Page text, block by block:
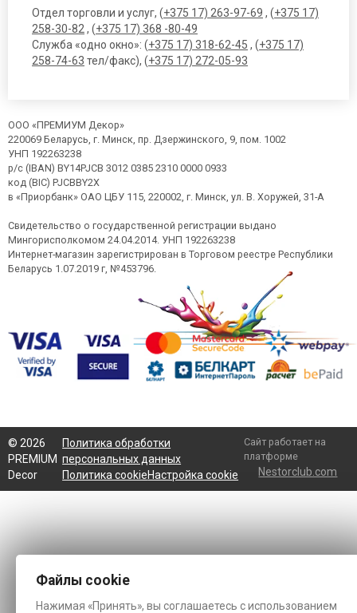
Отдел торговли и услуг, (+375 17) 263-97-69 , (+375 17)
258-30-82 , (+375 17) 368 -80-49
Служба «одно окно»: (+375 17) 318-62-45 , (+375 17)
258-74-63 тел/факс), (+375 17) 272-05-93
ООО «ПРЕМИУМ Декор»
220069 Беларусь, г. Минск, пр. Дзержинского, 9, пом. 1002
УНП 192263238
р/с (IBAN) BY14PJCB 3012 0385 2310 0000 0933
код (BIC) PJCBBY2X
в «Приорбанк» ОАО ЦБУ 115, 220002, г. Минск, ул. В. Хоружей, 31-А
Свидетельство о государственной регистрации выдано
Мингорисполкомом 24.04.2014. УНП 192263238
Интернет-магазин зарегистрирован в Торговом реестре Республики
Беларусь 1.07.2019 г, №453796.
© 2026
PREMIUM
Decor
Политика обработки
персональных данных
Политика cookieНастройка cookie
Сайт работает на
платформе
Nestorclub.com
Файлы cookie
Нажимая «Принять», вы соглашаетесь с использованием